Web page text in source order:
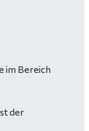
im Bereich
der